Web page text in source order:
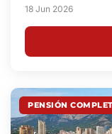
18 Jun 2026
PENSIÓN